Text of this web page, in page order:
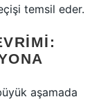
temsil eder.
aşamada